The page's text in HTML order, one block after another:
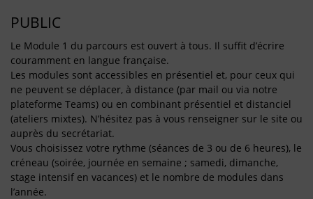
PUBLIC
Le Module 1 du parcours est ouvert à tous. Il suffit d’écrire
couramment en langue française.
Les modules sont accessibles en présentiel et, pour ceux qui
ne peuvent se déplacer, à distance (par mail ou via notre
plateforme Teams) ou en combinant présentiel et distanciel
(ateliers mixtes). N’hésitez pas à vous renseigner sur le site ou
auprès du secrétariat.
Vous choisissez votre rythme (séances de 3 ou de 6 heures), le
créneau (soirée, journée en semaine ; samedi, dimanche,
stage intensif en vacances) et le nombre de modules dans
l’année.